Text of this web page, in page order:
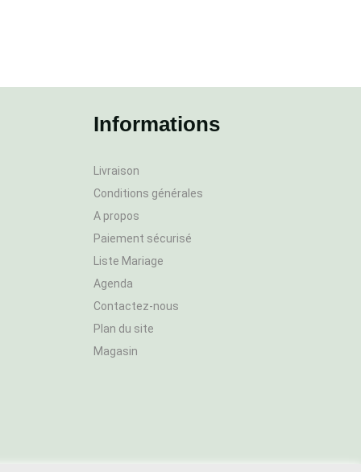
Informations
Livraison
Conditions générales
A propos
Paiement sécurisé
Liste Mariage
Agenda
Contactez-nous
Plan du site
Magasin